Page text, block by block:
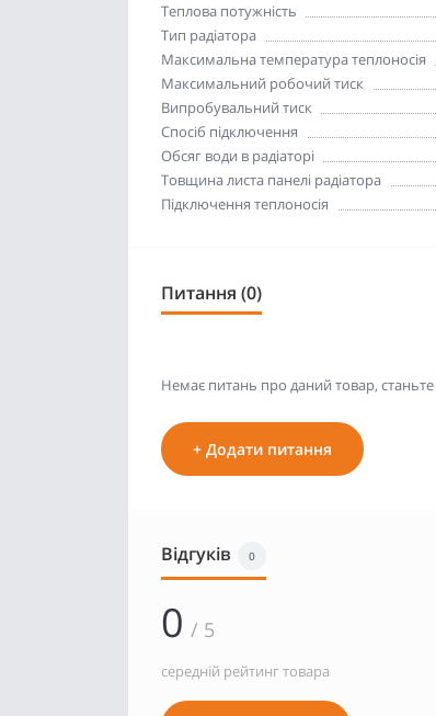
Теплова потужність
Тип радіатора
Максимальна температура теплоносія
Максимальний робочий тиск
Випробувальний тиск
Спосіб підключення
Обсяг води в радіаторі
Товщина листа панелі радіатора
Підключення теплоносія
Питання (0)
Немає питань про даний товар,
+ Додати питання
Відгуків 0
0 / 5
середній рейтинг товара